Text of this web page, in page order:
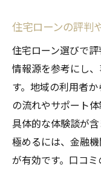
住宅ローンの評判
住宅ローン選びで
情報源を参考にし
す。地域の利用者
の流れやサポート
具体的な体験談が
極めるには、金融
が有効です。口コ